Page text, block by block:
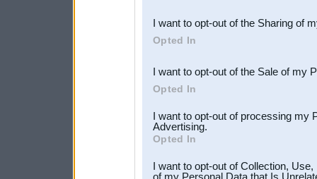
Downstream Participants
third parties.
I want to opt-out of the Sharing of
Opted In
I want to opt-out of the Sale of my
Opted In
I want to opt-out of processing my
Advertising.
Opted In
I want to opt-out of Collection,
of my Personal Data that Is